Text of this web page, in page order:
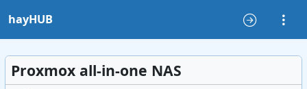
hayHUB
Proxmox all-in-one NAS